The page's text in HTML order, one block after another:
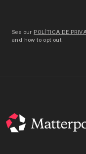
See our POLÍTICA DE
and how to opt out.